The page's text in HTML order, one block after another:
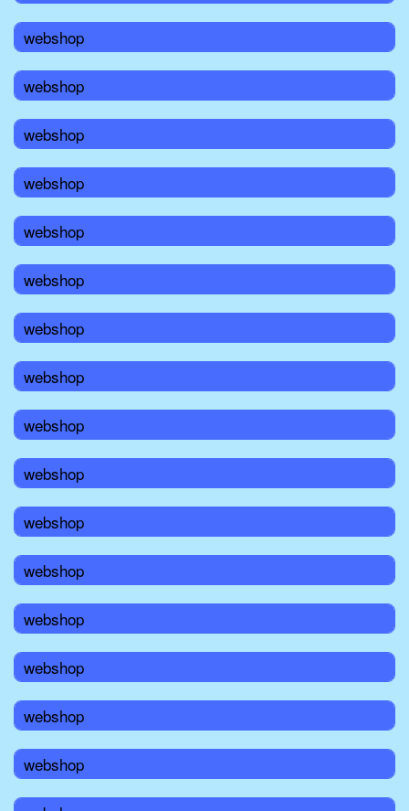
webshop
webshop
webshop
webshop
webshop
webshop
webshop
webshop
webshop
webshop
webshop
webshop
webshop
webshop
webshop
webshop